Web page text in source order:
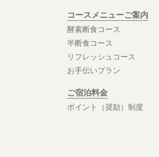
コースメニューご案内
酵素断食コース
半断食コース
リフレッシュコース
お手伝いプラン
ご宿泊料金
ポイント（奨励）制度